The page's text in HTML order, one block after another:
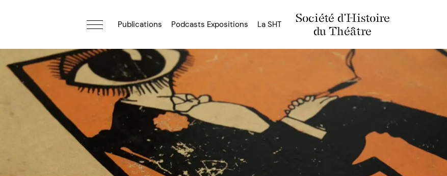
Société d'Histoire
du Théâtre
Publications Podcasts Expositions La SHT